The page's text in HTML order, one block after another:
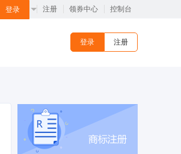
登录 注册 领券中心 控制台
登录 注册